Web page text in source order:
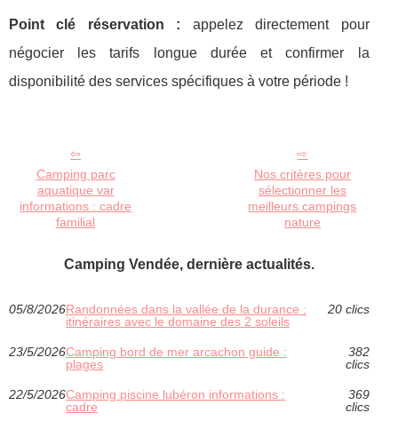
Point clé réservation : appelez directement pour
négocier les tarifs longue durée et confirmer la
disponibilité des services spécifiques à votre période !
Camping parc
aquatique var
informations : cadre
familial
Nos critères pour
sélectionner les
meilleurs campings
nature
Camping Vendée, dernière actualités.
05/8/2026Randonnées dans la vallée de la durance :
itinéraires avec le domaine des 2 soleils
20 clics
23/5/2026Camping bord de mer arcachon guide :
plages
382
clics
22/5/2026Camping piscine lubéron informations :
cadre
369
clics